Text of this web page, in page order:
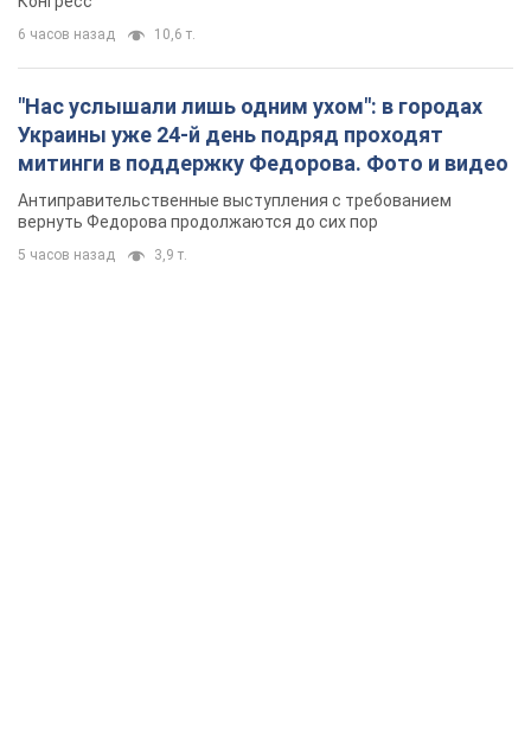
6 часов назад 10,6 т.
"Нас услышали лишь одним ухом": в городах
Украины уже 24-й день подряд проходят
митинги в поддержку Федорова. Фото и видео
Антиправительственные выступления с требованием
вернуть Федорова продолжаются до сих пор
5 часов назад 3,9 т.